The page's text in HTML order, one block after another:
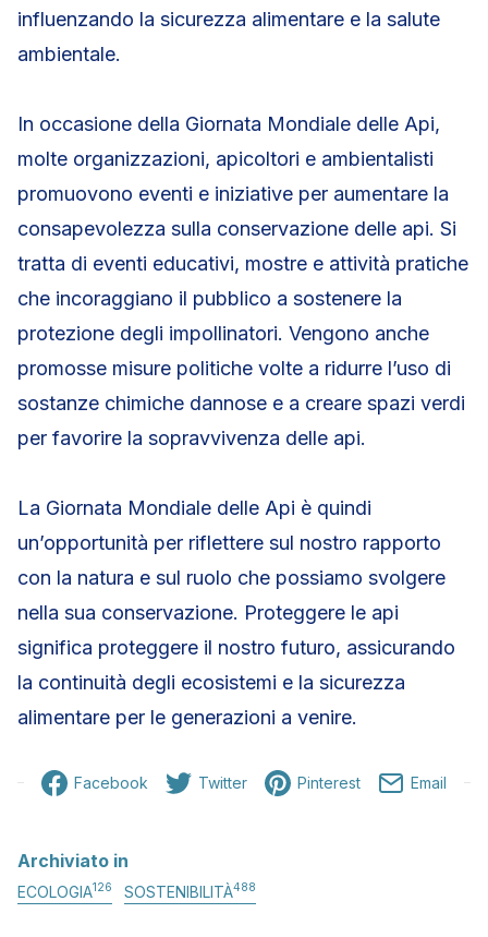
influenzando la sicurezza alimentare e la salute
ambientale.
In occasione della Giornata Mondiale delle Api,
molte organizzazioni, apicoltori e ambientalisti
promuovono eventi e iniziative per aumentare la
consapevolezza sulla conservazione delle api. Si
tratta di eventi educativi, mostre e attività pratiche
che incoraggiano il pubblico a sostenere la
protezione degli impollinatori. Vengono anche
promosse misure politiche volte a ridurre l’uso di
sostanze chimiche dannose e a creare spazi verdi
per favorire la sopravvivenza delle api.
La Giornata Mondiale delle Api è quindi
un’opportunità per riflettere sul nostro rapporto
con la natura e sul ruolo che possiamo svolgere
nella sua conservazione. Proteggere le api
significa proteggere il nostro futuro, assicurando
la continuità degli ecosistemi e la sicurezza
alimentare per le generazioni a venire.
Facebook Twitter Pinterest Email
Archiviato in
ECOLOGIA126 SOSTENIBILITÀ488